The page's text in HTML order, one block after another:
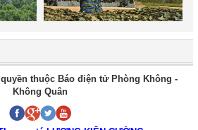
thuộc Báo điện tử Phòng Không -
Không Quân